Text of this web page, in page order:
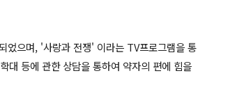
었으며, '사랑과 전쟁' 이라는 TV프로그램을 통
대 등에 관한 상담을 통하여 약자의 편에 힘을